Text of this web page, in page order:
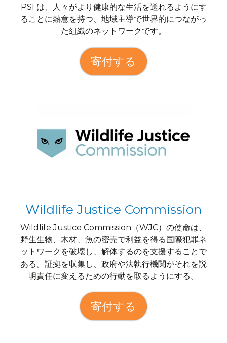
PSI は、人々がより健康的な生活を送れるようにす
ることに熱意を持つ、地域主導で世界的につながっ
た組織のネットワークです。
寄付する
Wildlife Justice Commission
Wildlife Justice Commission（WJC）の使命は、
野生生物、木材、魚の密売で利益を得る国際犯罪ネ
ットワークを破壊し、解体するのを支援することで
ある。証拠を収集し、政府や法執行機関がそれを説
明責任に変えるための行動を取るようにする。
寄付する